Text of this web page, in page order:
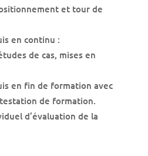
et tour de
en continu :
de cas, mises en
en fin de formation avec
de formation.
d’évaluation de la